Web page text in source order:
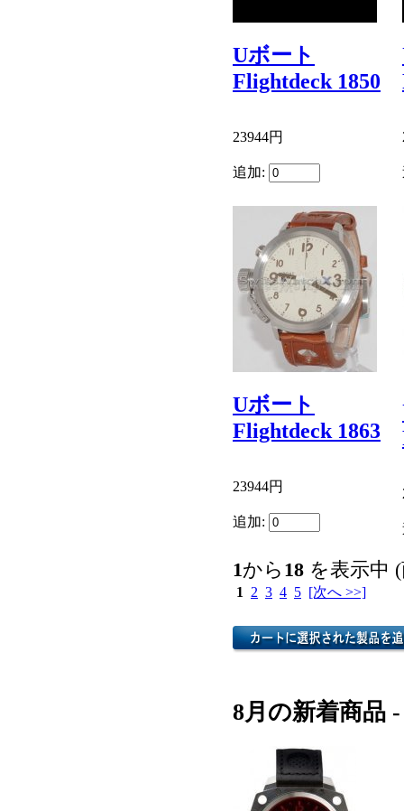
Uボート
Flightdeck 1850
23944円
追加:
Uボート
Flightdeck 1863
23944円
追加:
1から 18 を表示中
1 2 3 4 5 [次へ >>]
8月の新着商品